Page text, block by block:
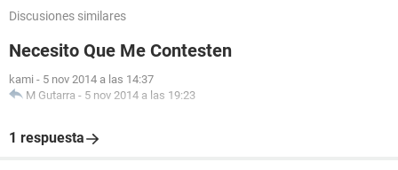
Discusiones similares
Necesito Que Me Contesten
kami - 5 nov 2014 a las 14:37
M Gutarra - 5 nov 2014 a las 19:23
1 respuesta